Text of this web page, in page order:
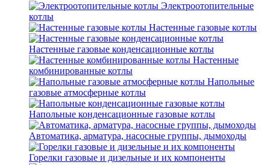
Электроотопительные
котлы
Настенные газовые котлы
Настенные газовые конденсационные котлы
Настенные
комбинированные котлы
Напольные
газовые атмосферные котлы
Напольные конденсационные газовые котлы
Автоматика, арматура, насосные группы, дымоходы
Горелки газовые и дизельные и их компоненты